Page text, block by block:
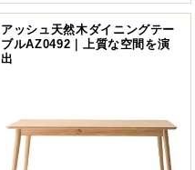
アッシュ天然木ダイニングテー
ブルAZ0492｜上質な空間を演
出